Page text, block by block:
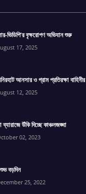
ভিডিপি'র বৃক্ষরোপণ অভিযান শুরু
17, 2025
আনসার ও গ্রাম প্রতিরক্ষা
12, 2025
ব্যারাজে উঁকি দিচ্ছে কাঞ্চনজঙ্ঘা
02, 2023
বড়দিন
25, 2022